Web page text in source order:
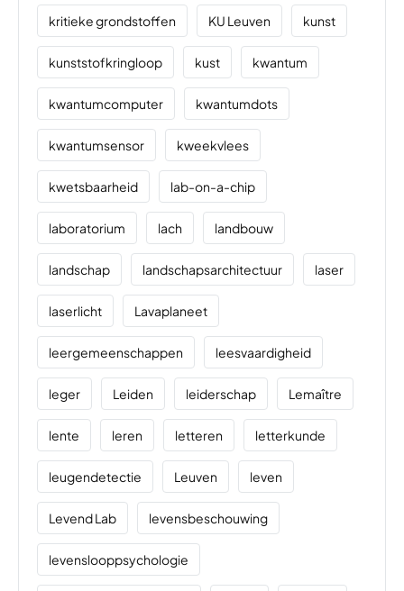
kritieke grondstoffen KU Leuven kunst
kunststofkringloop kust kwantum
kwantumcomputer kwantumdots
kwantumsensor kweekvlees
kwetsbaarheid lab-on-a-chip
laboratorium lach landbouw
landschap landschapsarchitectuur laser
laserlicht Lavaplaneet
leergemeenschappen leesvaardigheid
leger Leiden leiderschap Lemaître
lente leren letteren letterkunde
leugendetectie Leuven leven
Levend Lab levensbeschouwing
levenslooppsychologie